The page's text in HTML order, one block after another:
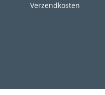
Verzendkosten